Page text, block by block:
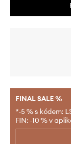
FINAL SALE %
*-5 % s kódem:
FIN: -10 % v